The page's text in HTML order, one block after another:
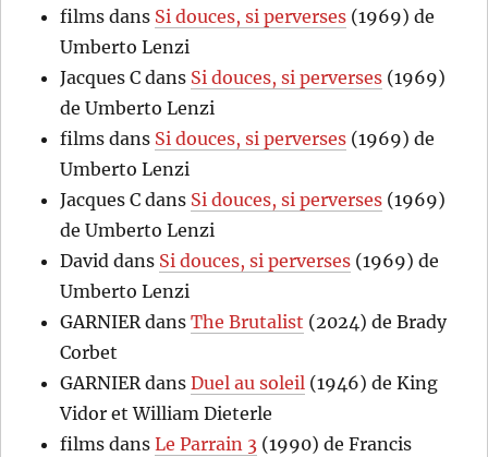
films dans Si douces, si perverses (1969) de
Umberto Lenzi
Jacques C dans Si douces, si perverses (1969)
de Umberto Lenzi
films dans Si douces, si perverses (1969) de
Umberto Lenzi
Jacques C dans Si douces, si perverses (1969)
de Umberto Lenzi
David dans Si douces, si perverses (1969) de
Umberto Lenzi
GARNIER dansThe Brutalist (2024) de Brady
Corbet
GARNIER dansDuel au soleil (1946) de King
Vidor et William Dieterle
films dansLe Parrain 3 (1990) de Francis